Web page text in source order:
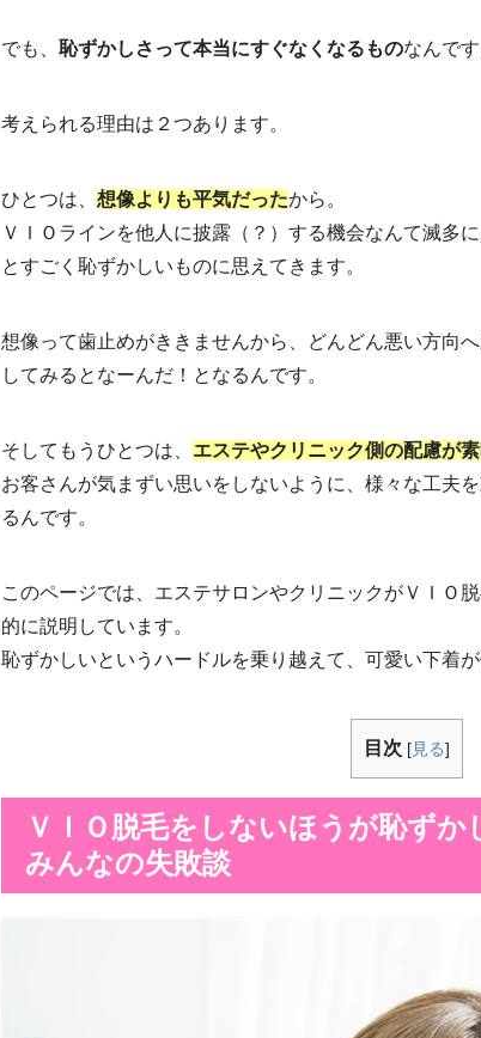
でも、 恥ずかしさって本当にすぐなくなるものなんです
考えられる理由は２つあります。
ひとつは、 想像よりも平気だったから。
ＶＩＯラインを他人に披露（？）する機会なんて滅多
とすごく恥ずかしいものに思えてきます。
想像って歯止めがききませんから、どんどん悪い方向
してみるとなーんだ！となるんです。
そしてもうひとつは、 エステやクリニック側の配慮が
お客さんが気まずい思いをしないように、様々な工夫
るんです。
このページでは、エステサロンやクリニックがＶＩＯ
的に説明しています。
恥ずかしいというハードルを乗り越えて、可愛い下着
目次 [見る]
ＶＩＯ脱毛をしないほうが恥ず
みんなの失敗談